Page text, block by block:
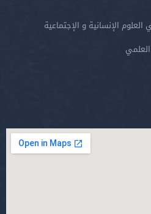
الإنسانية و الإجتماعية